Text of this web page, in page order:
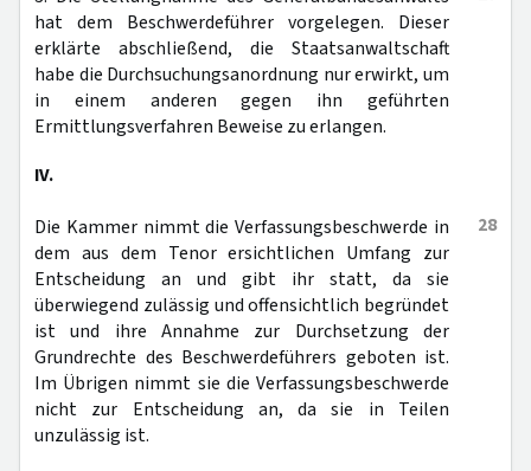
hat dem Beschwerdeführer vorgelegen. Dieser
erklärte abschließend, die Staatsanwaltschaft
habe die Durchsuchungsanordnung nur erwirkt, um
in einem anderen gegen ihn geführten
Ermittlungsverfahren Beweise zu erlangen.
IV.
28
Die Kammer nimmt die Verfassungsbeschwerde in
dem aus dem Tenor ersichtlichen Umfang zur
Entscheidung an und gibt ihr statt, da sie
überwiegend zulässig und offensichtlich begründet
ist und ihre Annahme zur Durchsetzung der
Grundrechte des Beschwerdeführers geboten ist.
Im Übrigen nimmt sie die Verfassungsbeschwerde
nicht zur Entscheidung an, da sie in Teilen
unzulässig ist.